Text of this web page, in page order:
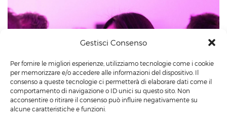
Gestisci Consenso
Per fornire le migliori esperienze, utilizziamo tecnologie come i cookie
per memorizzare e/o accedere alle informazioni del dispositivo. Il
consenso a queste tecnologie ci permetterà di elaborare dati come il
comportamento di navigazione o ID unici su questo sito. Non
acconsentire o ritirare il consenso può influire negativamente su
alcune caratteristiche e funzioni.